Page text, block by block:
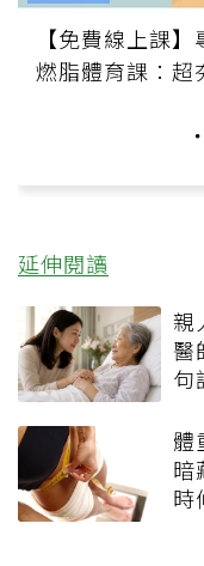
【免費線上課
燃脂體育課：超
延伸閱讀
親
醫
句
體
暗
時